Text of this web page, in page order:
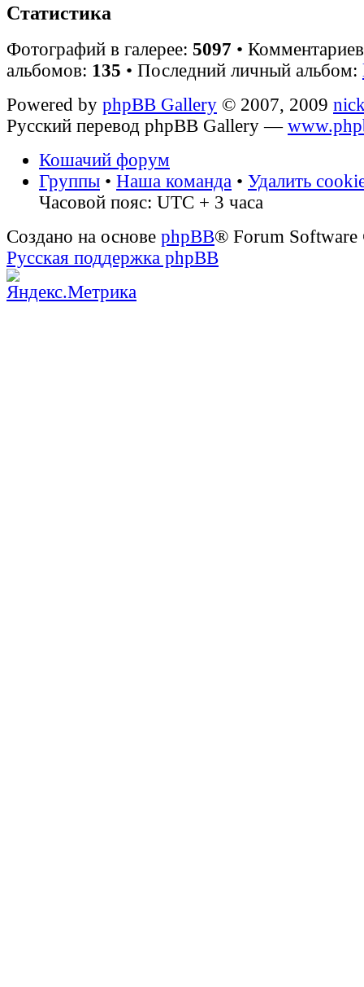
Статистика
Фотографий в галерее: 5097 •
альбомов: 135 • Последний личный альбом:
Powered by phpBB Gallery © 2007, 2009
Русский перевод phpBB Gallery —
Кошачий форум
Группы • Наша команда • Удалить
Часовой пояс: UTC + 3 часа
Создано на основе phpBB® Forum
Русская поддержка phpBB